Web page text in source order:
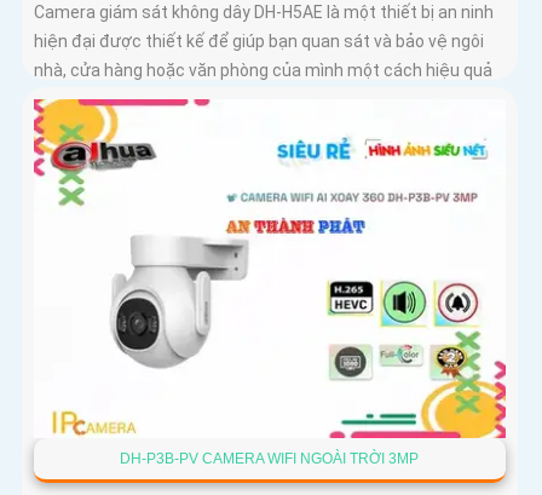
Camera giám sát không dây DH-H5AE là một thiết bị an ninh
hiện đại được thiết kế để giúp bạn quan sát và bảo vệ ngôi
nhà, cửa hàng hoặc văn phòng của mình một cách hiệu quả
DH-P3B-PV CAMERA WIFI NGOÀI TRỜI 3MP